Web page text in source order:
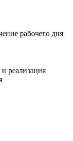
рабочего дня
реализация